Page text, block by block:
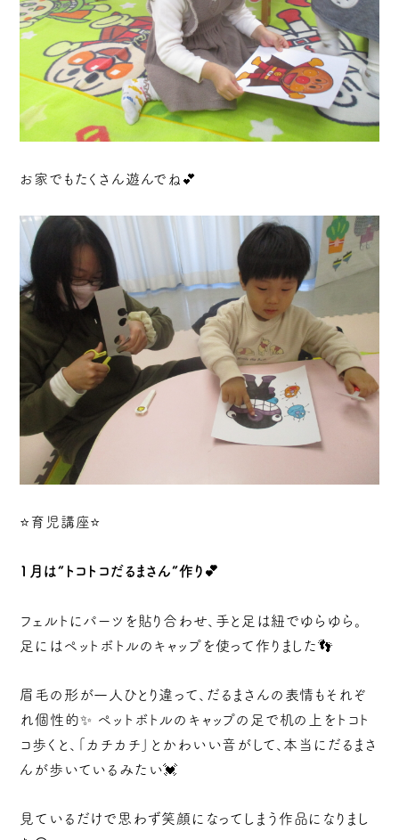
お家でもたくさん遊んでね💕
⭐育児講座⭐
1 月は“トコトコだるまさん”作り💕
フェルトにパーツを貼り合わせ、手と足は紐でゆらゆら。
足にはペットボトルのキャップを使って作りました👣
眉毛の形が一人ひとり違って、だるまさんの表情もそれぞ
れ個性的✨ ペットボトルのキャップの足で机の上をトコト
コ歩くと、「カチカチ」とかわいい音がして、本当にだるまさ
んが歩いているみたい💓
見ているだけで思わず笑顔になってしまう作品になりまし